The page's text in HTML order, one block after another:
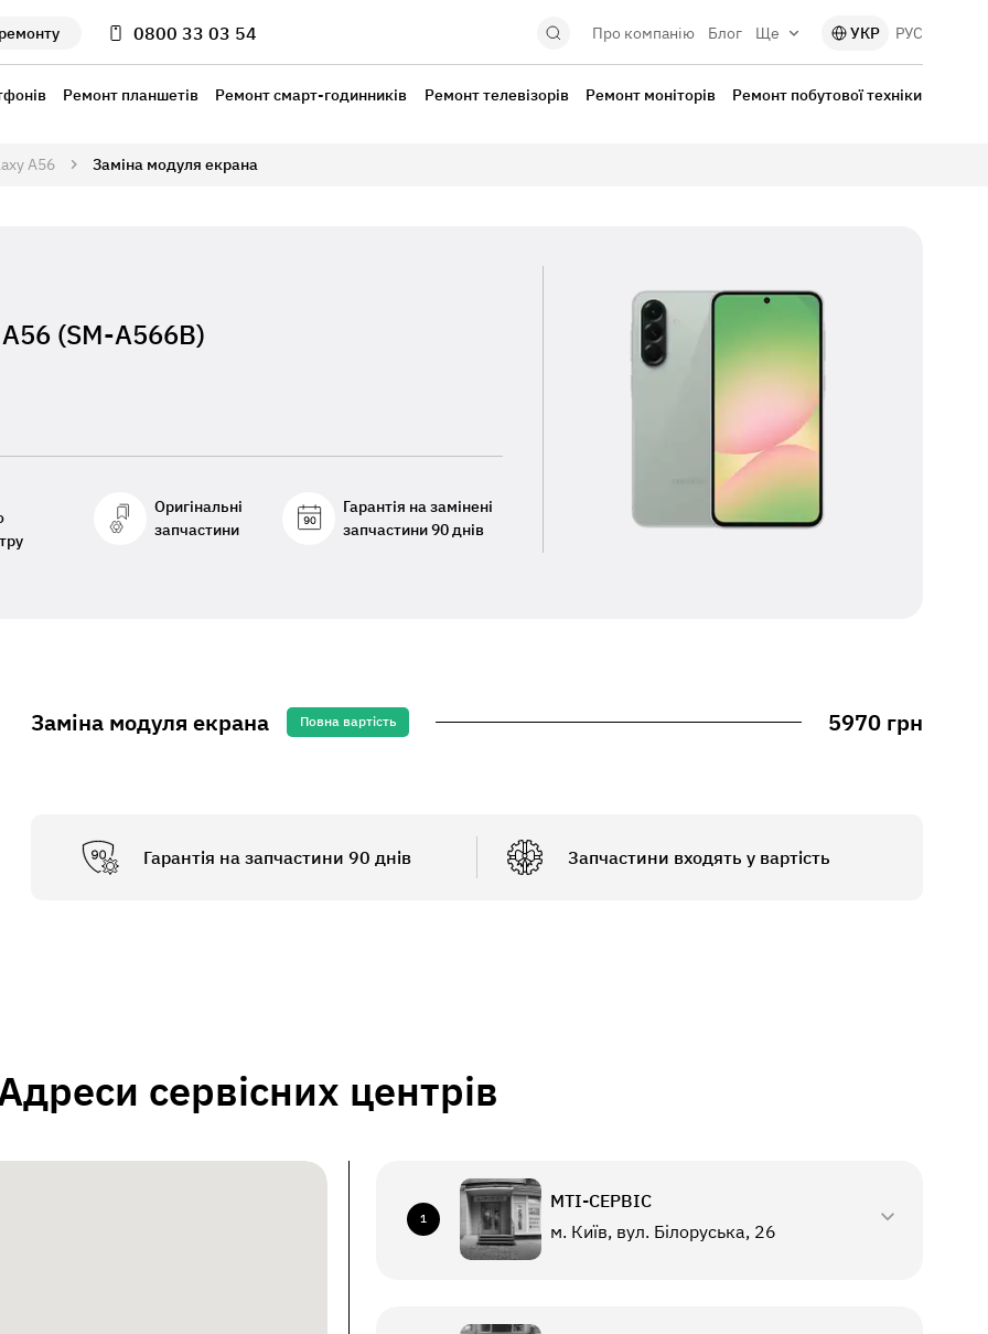
0800 33 03 54 Про компанію Блог Ще УКР РУС
Ремонт планшетів Ремонт смарт-годинників Ремонт телевізорів Ремонт моніторів Ремонт побутової техніки
A56 Заміна модуля екрана
(SM-A566B)
Оригінальні
запчастини
Гарантія на замінені
запчастини 90 днів
Заміна модуля екрана Повна вартість 5970 грн
Гарантія на запчастини 90 днів Запчастини входять у вартість
сервісних центрів
1
МТI-СЕРВІС
м. Київ, вул. Білоруська, 26